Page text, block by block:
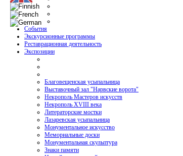
События
Экскурсионные программы
Реставрационная деятельность
Экспозиции
Благовещенская усыпальница
Выставочный зал "Нарвские ворота"
Некрополь Мастеров искусств
Некрополь XVIII века
Литераторские мостки
Лазаревская усыпальница
Монументальное искусство
Мемориальные доски
Монументальная скульптура
Знаки памяти